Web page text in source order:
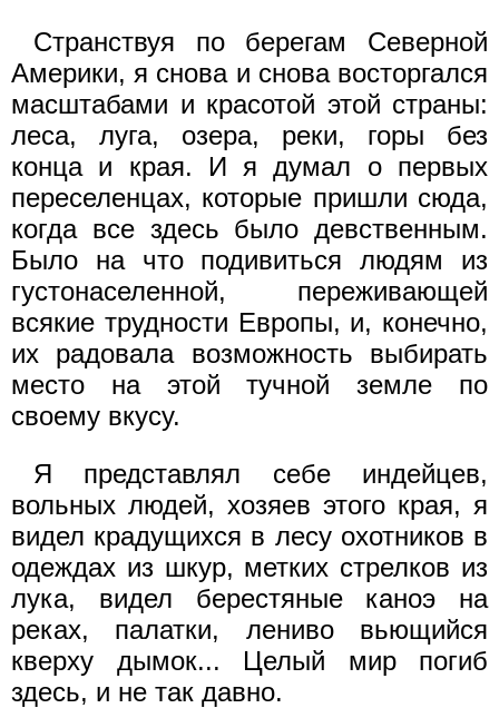
Странствуя по берегам Северной
Америки, я снова и снова восторгался
масштабами и красотой этой страны:
леса, луга, озера, реки, горы без
конца и края. И я думал о первых
переселенцах, которые пришли сюда,
когда все здесь было девственным.
Было на что подивиться людям из
густонаселенной, переживающей
всякие трудности Европы, и, конечно,
их радовала возможность выбирать
место на этой тучной земле по
своему вкусу.
Я представлял себе индейцев,
вольных людей, хозяев этого края, я
видел крадущихся в лесу охотников в
одеждах из шкур, метких стрелков из
лука, видел берестяные каноэ на
реках, палатки, лениво вьющийся
кверху дымок... Целый мир погиб
здесь, и не так давно.